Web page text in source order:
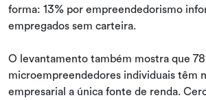
forma: 13% por empreendedorismo
empregados sem carteira.
O levantamento também mostra que
microempreendedores individuais têm
empresarial a única fonte de renda.